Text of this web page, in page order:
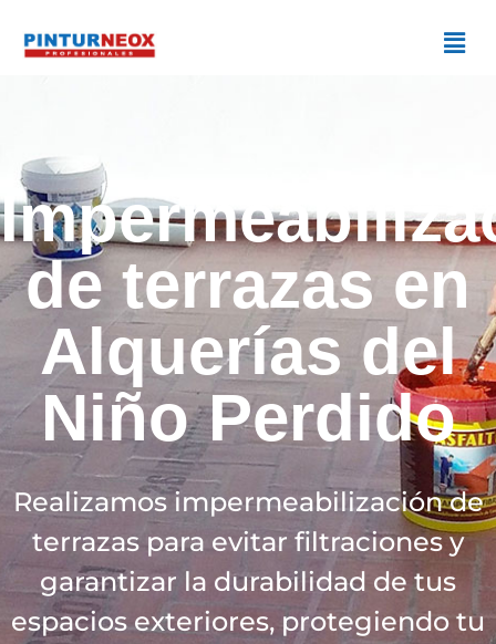
de terrazas en
Alquerías del
Niño Perdido
Realizamos impermeabilización de
terrazas para evitar filtraciones y
garantizar la durabilidad de tus
espacios exteriores, protegiendo tu